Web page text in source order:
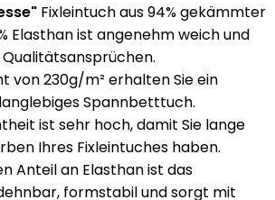
Fixleintuch aus 94% gekämmter
Elasthan ist angenehm weich und
von 230g/m² erhalten Sie ein
Spannbetttuch.
ist sehr hoch, damit Sie lange
Ihres Fixleintuches haben.
Anteil an Elasthan ist das
formstabil und sorgt mit